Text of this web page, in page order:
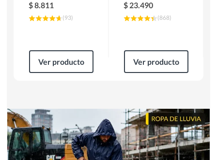
$8.811
(93)
Ver producto
$ 23.490
(868)
Ver producto